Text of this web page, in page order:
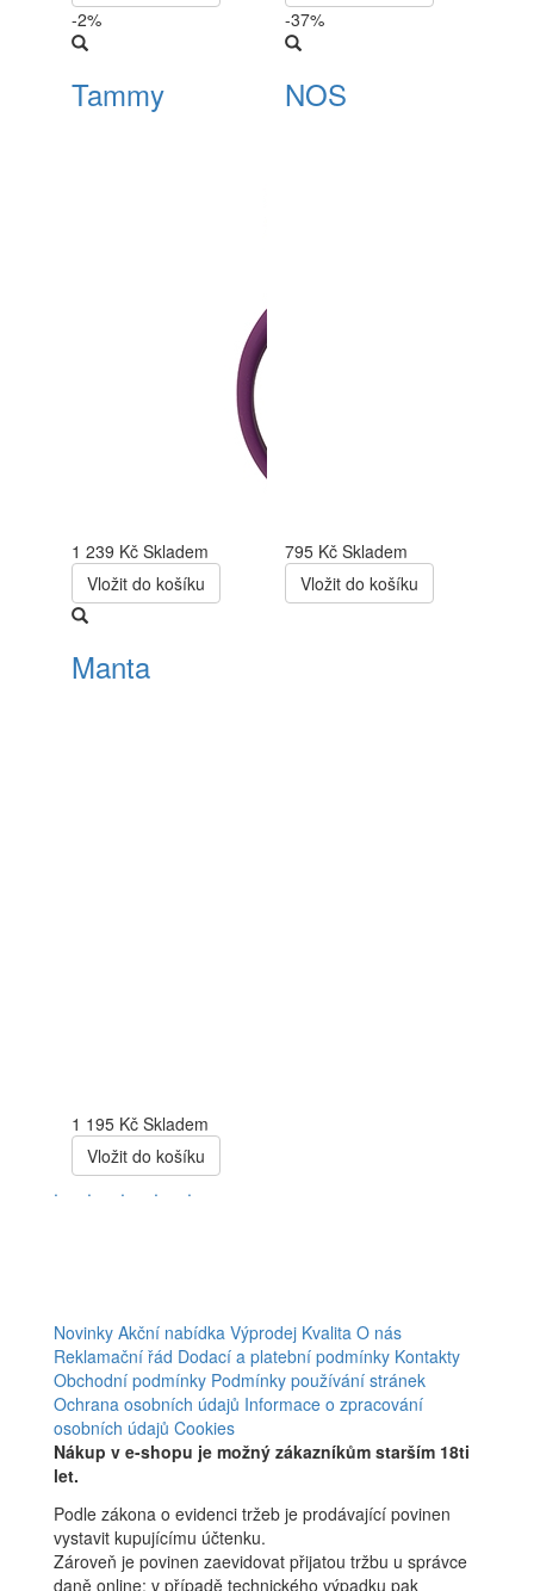
-2%
-37%
Tammy
1 239 Kč Skladem
Vložit do košíku
NOS
795 Kč Skladem
Vložit do košíku
Manta
1 195 Kč Skladem
Vložit do košíku
.
. . . .
Novinky Akční nabídka Výprodej Kvalita O nás
Reklamační řád Dodací a platební podmínky Kontakty
Obchodní podmínky Podmínky používání stránek
Ochrana osobních údajů Informace o zpracování
osobních údajů Cookies
Nákup v e-shopu je možný zákazníkům starším 18ti
let.
Podle zákona o evidenci tržeb je prodávající povinen
vystavit kupujícímu účtenku.
Zároveň je povinen zaevidovat přijatou tržbu u správce
daně online; v případě technického výpadku pak